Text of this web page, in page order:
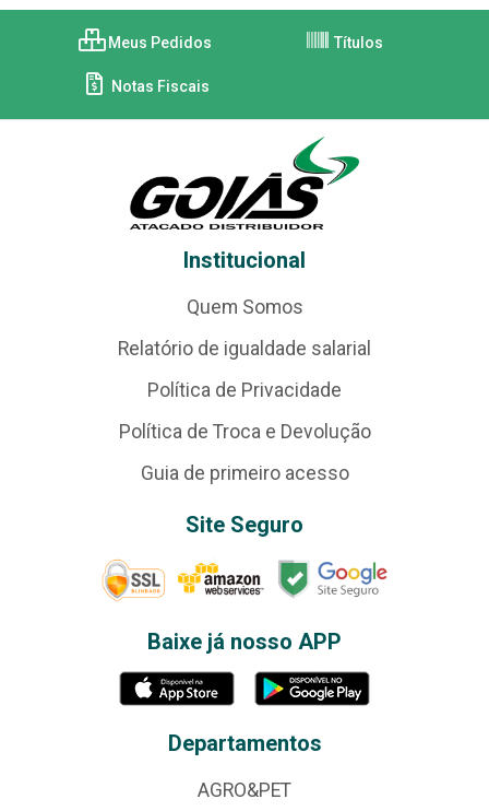
Meus Pedidos Títulos
Notas Fiscais
Institucional
Quem Somos
Relatório de igualdade salarial
Política de Privacidade
Política de Troca e Devolução
Guia de primeiro acesso
Site Seguro
Baixe já nosso APP
Departamentos
AGRO&PET